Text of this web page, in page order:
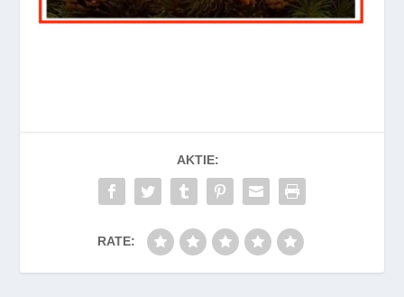
AKTIE:
RATE: